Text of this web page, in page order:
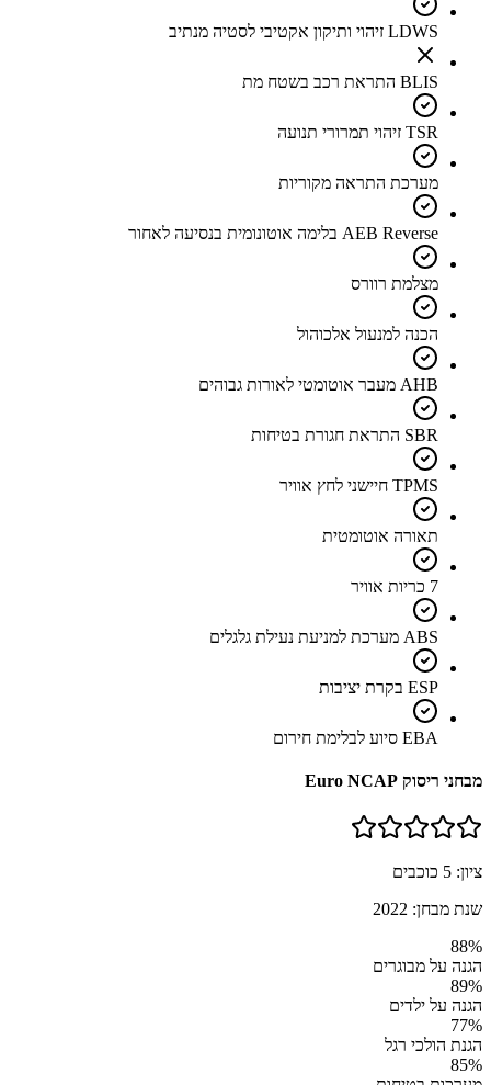
LDWS זיהוי ותיקון אקטיבי לסטיה מנתיב
BLIS התראת רכב בשטח מת
TSR זיהוי תמרורי תנועה
מערכת התראה מקוריות
AEB Reverse בלימה אוטונומית בנסיעה לאחור
מצלמת רוורס
הכנה למנעול אלכוהול
AHB מעבר אוטומטי לאורות גבוהים
SBR התראת חגורת בטיחות
TPMS חיישני לחץ אוויר
תאורה אוטומטית
7 כריות אוויר
ABS מערכת למניעת נעילת גלגלים
ESP בקרת יציבות
EBA סיוע לבלימת חירום
מבחני ריסוק Euro NCAP
ציון: 5 כוכבים
שנת מבחן: 2022
88%
הגנה על מבוגרים
89%
הגנה על ילדים
77%
הגנת הולכי רגל
85%